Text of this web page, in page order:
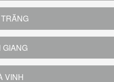
GIANG
VINH